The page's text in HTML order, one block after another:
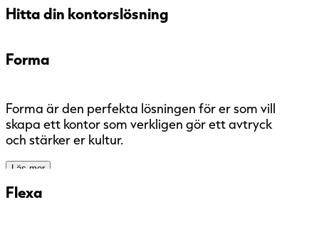
Hitta din kontorslösning
Forma
Forma är den perfekta lösningen för er som vill
skapa ett kontor som verkligen gör ett avtryck
och stärker er kultur.
Läs mer
Flexa